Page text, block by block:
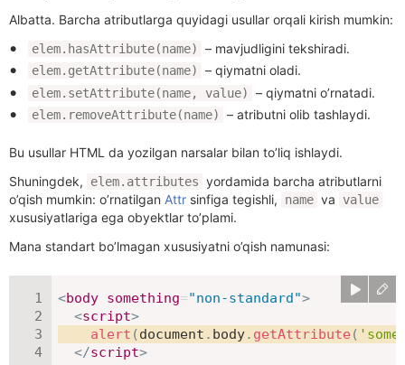
Albatta. Barcha atributlarga quyidagi usullar orqali kirish mumkin:
elem.hasAttribute(name) – mavjudligini tekshiradi.
elem.getAttribute(name) – qiymatni oladi.
elem.setAttribute(name, value) – qiymatni o’rnatadi.
elem.removeAttribute(name) – atributni olib tashlaydi.
Bu usullar HTML da yozilgan narsalar bilan to’liq ishlaydi.
Shuningdek,
elem.attributes yordamida barcha atributlarni
o’qish mumkin: o’rnatilgan Attr sinfiga tegishli, name va value
xususiyatlariga ega obyektlar to’plami.
Mana standart bo’lmagan xususiyatni o’qish namunasi:
<body something="non-standard">
<script>
alert (document . body. getAttribute (
</script>